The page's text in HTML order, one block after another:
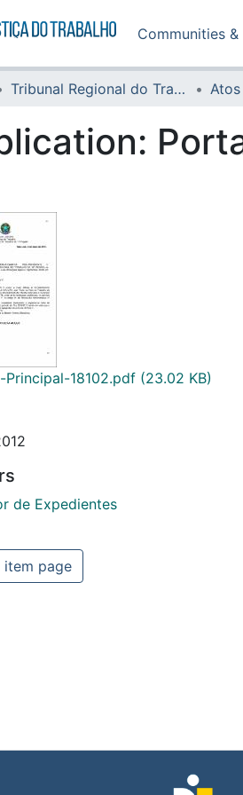
Communities
Tribunal Regional do Trabalho da 16ª Região
Principal-18102.pdf (23.02 KB)
de Expedientes
item page